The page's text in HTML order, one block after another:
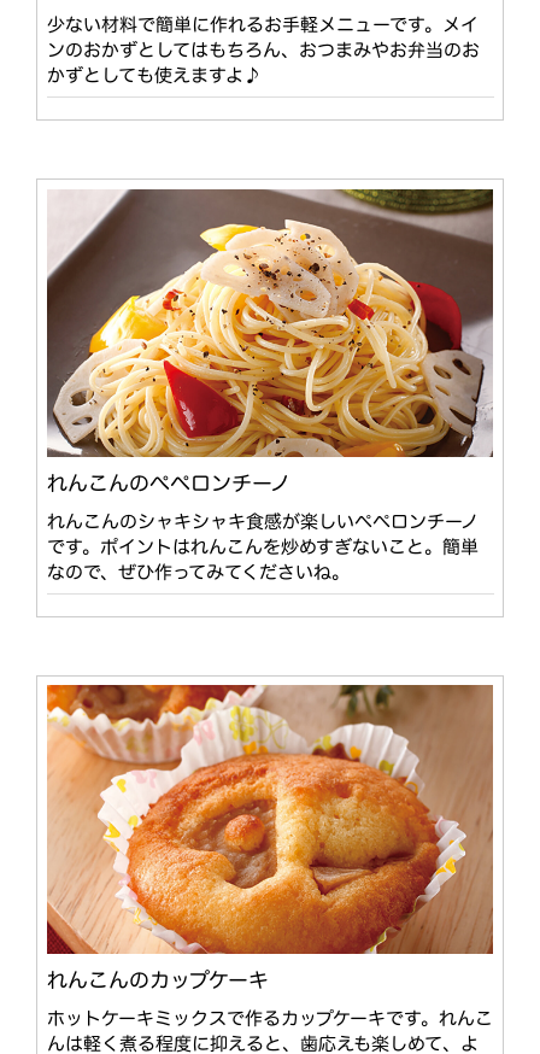
少ない材料で簡単に作れるお手軽メニューです。メイ
ンのおかずとしてはもちろん、おつまみやお弁当のお
かずとしても使えますよ♪
れんこんのぺペロンチーノ
れんこんのシャキシャキ食感が楽しいペペロンチーノ
です。ポイントはれんこんを炒めすぎないこと。簡単
なので、ぜひ作ってみてくださいね。
れんこんのカップケーキ
ホットケーキミックスで作るカップケーキです。れんこ
んは軽く煮る程度に抑えると、歯応えも楽しめて、よ